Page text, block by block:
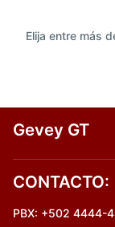
Elija entre más
Gevey GT
CONTACTO:
PBX: +502 4444-